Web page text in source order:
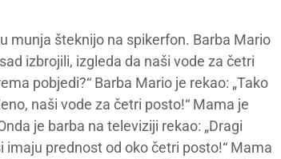
munja šteknijo na spikerfon. Barba Mario
izbrojili, izgleda da naši vode za četri
pobjedi?“ Barba Mario je rekao: „Tako
naši vode za četri posto!“ Mama je
je barba na televiziji rekao: „Dragi
prednost od oko četri posto!“ Mama